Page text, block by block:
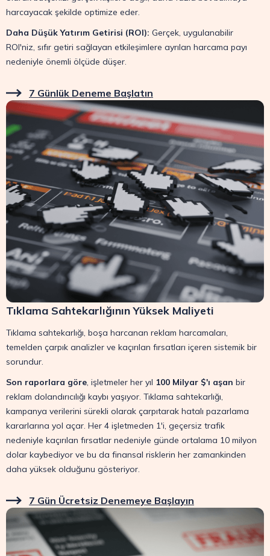
harcayacak şekilde optimize eder.
Daha Düşük Yatırım Getirisi (ROI): Gerçek, uygulanabilir
ROI'niz, sıfır getiri sağlayan etkileşimlere ayrılan harcama payı
nedeniyle önemli ölçüde düşer.
7 Günlük Deneme Başlatın
Tıklama Sahtekarlığının Yüksek Maliyeti
Tıklama sahtekarlığı, boşa harcanan reklam harcamaları,
temelden çarpık analizler ve kaçırılan fırsatları içeren sistemik bir
sorundur.
Son raporlara göre, işletmeler her yıl 100 Milyar $'ı aşan bir
reklam dolandırıcılığı kaybı yaşıyor. Tıklama sahtekarlığı,
kampanya verilerini sürekli olarak çarpıtarak hatalı pazarlama
kararlarına yol açar. Her 4 işletmeden 1'i, geçersiz trafik
nedeniyle kaçırılan fırsatlar nedeniyle günde ortalama 10 milyon
dolar kaybediyor ve bu da finansal risklerin her zamankinden
daha yüksek olduğunu gösteriyor.
7 Gün Ücretsiz Denemeye Başlayın